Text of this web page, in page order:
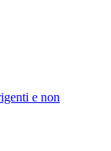
e non